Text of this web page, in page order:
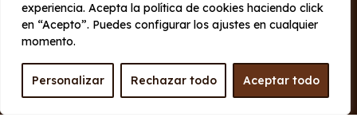
experiencia. Acepta la política de cookies haciendo click
en “Acepto”. Puedes configurar los ajustes en cualquier
momento.
Personalizar Rechazar todo Aceptar todo
© 2020 - 2026 Cabo Renting
Aviso legal y Privacidad